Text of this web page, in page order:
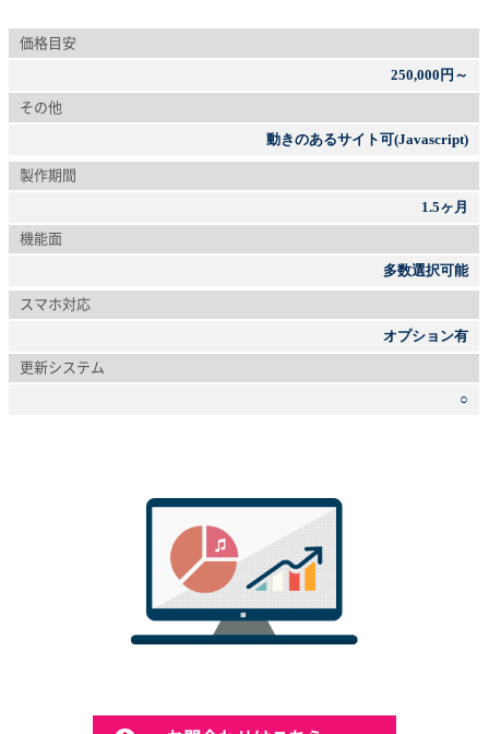
価格目安
250,000円～
その他
動きのあるサイト可(Javascript)
製作期間
1.5ヶ月
機能面
多数選択可能
スマホ対応
オプション有
更新システム
○